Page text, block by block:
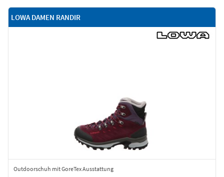
LOWA DAMEN RANDIR
Outdoorschuh mit GoreTex Ausstattung